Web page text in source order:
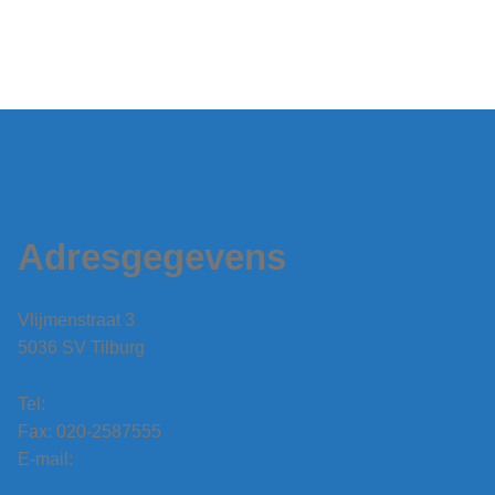
Adresgegevens
Vlijmenstraat 3
5036 SV Tilburg
Tel:
Fax: 020-2587555
E-mail: